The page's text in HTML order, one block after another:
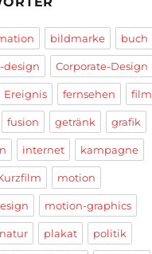
bildmarke buch
design Corporate-Design
Ereignis fernsehen film
fusion getränk grafik
internet kampagne
motion
motion-graphics
natur plakat politik